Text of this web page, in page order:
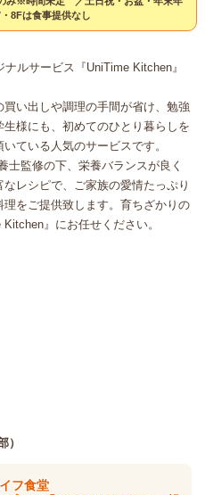
は食事提供なし
ルサービス『UniTime Kitchen』
い出しや調理の手間が省け、勉強
様にも、初めてのひとり暮らしを
ている人気のサービスです。
士監修の下、栄養バランスが良く
レシピで、ご家族の愛情たっぷり
をご提供致します。育ちざかりの
』にお任せください。
）
フ食堂